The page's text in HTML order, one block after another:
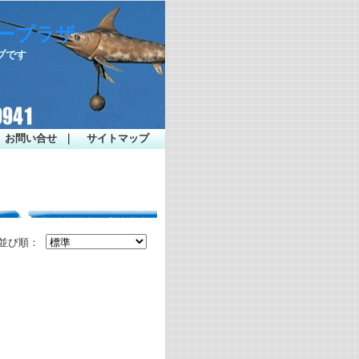
プラザ
です
お問い合せ サイトマップ
び順：